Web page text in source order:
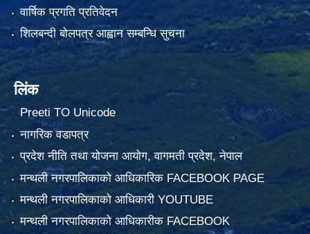
वार्षिक प्रगति प्रतिवेदन
शिलबन्दी बोलपत्र आह्वान सम्बन्धि सुचना
लिंक
Preeti TO Unicode
नागरिक वडापत्र
प्रदेश नीति तथा योजना आयोग, वागमती प्रदेश, नेपाल
मन्थली नगरपालिकाको आधिकारिक FACEBOOK PAGE
मन्थली नगरपालिकाको आधिकारी YOUTUBE
मन्थली नगरपालिकाको आधिकारीक FACEBOOK